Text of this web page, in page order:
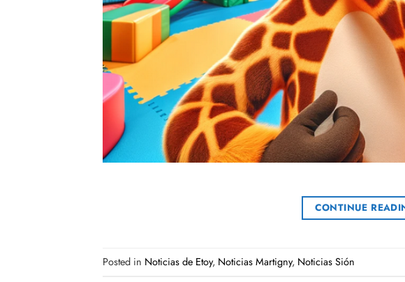
CONTINUE
Posted in Noticias de Etoy, Noticias Martigny, Noticias Sión